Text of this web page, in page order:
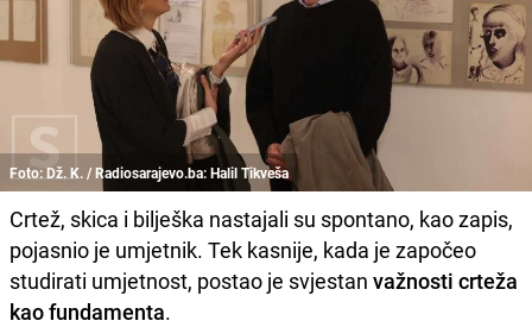
Foto: Dž. K. / Radiosarajevo.ba: Halil Tikveša
Crtež, skica i bilješka nastajali su spontano, kao zapis,
pojasnio je umjetnik. Tek kasnije, kada je započeo
studirati umjetnost, postao je svjestan važnosti crteža
kao fundamenta.